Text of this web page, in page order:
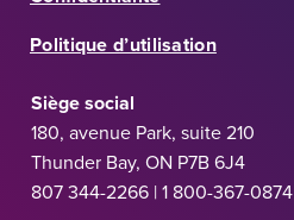
Politique d’utilisation
Siège social
180, avenue Park, suite 210
Thunder Bay, ON P7B 6J4
807 344-2266 | 1 800-367-0874